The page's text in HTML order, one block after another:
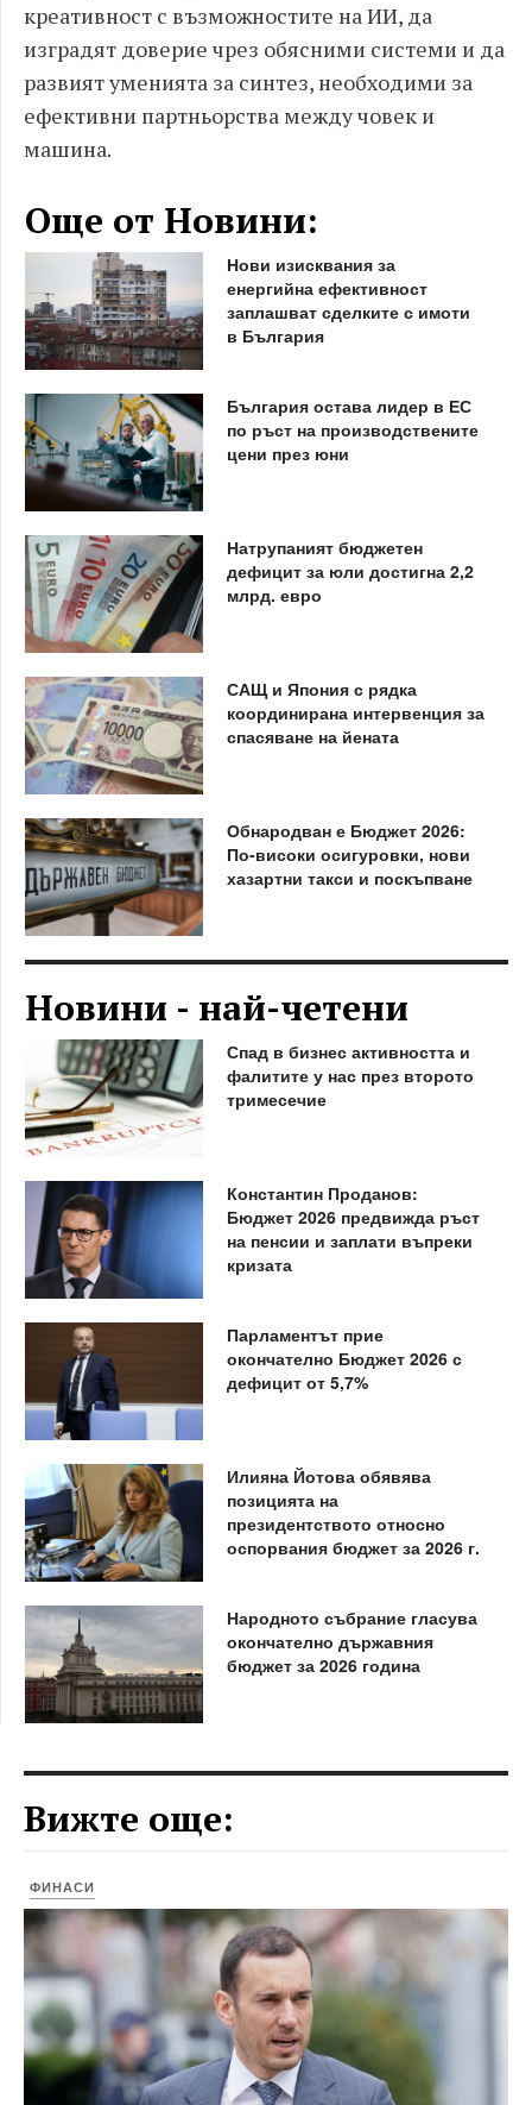
креативност с възможностите на ИИ, да
изградят доверие чрез обясними системи и да
развият уменията за синтез, необходими за
ефективни партньорства между човек и
машина.
Още от Новини:
Нови изисквания за
енергийна ефективност
заплашват сделките с имоти
в България
България остава лидер в ЕС
по ръст на производствените
цени през юни
Натрупаният бюджетен
дефицит за юли достигна 2,2
млрд. евро
САЩ и Япония с рядка
координирана интервенция за
спасяване на йената
Обнародван е Бюджет 2026:
По-високи осигуровки, нови
хазартни такси и поскъпване
Новини - най-четени
Спад в бизнес активността и
фалитите у нас през второто
тримесечие
Константин Проданов:
Бюджет 2026 предвижда ръст
на пенсии и заплати въпреки
кризата
Парламентът прие
окончателно Бюджет 2026 с
дефицит от 5,7%
Илияна Йотова обявява
позицията на
президентството относно
оспорвания бюджет за 2026 г.
Народното събрание гласува
окончателно държавния
бюджет за 2026 година
Вижте още:
ФИНАСИ